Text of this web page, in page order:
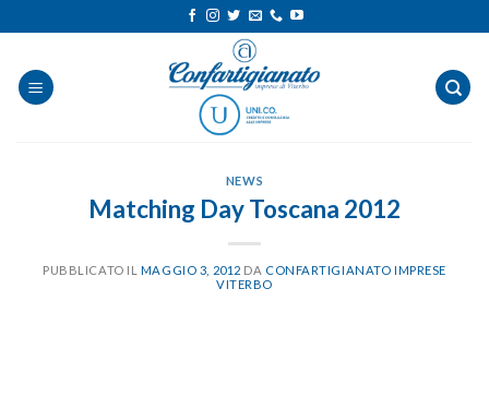
ai
contenuti
NEWS
Matching Day Toscana 2012
PUBBLICATO IL MAGGIO 3, 2012 DA CONFARTIGIANATO IMPRESE
VITERBO